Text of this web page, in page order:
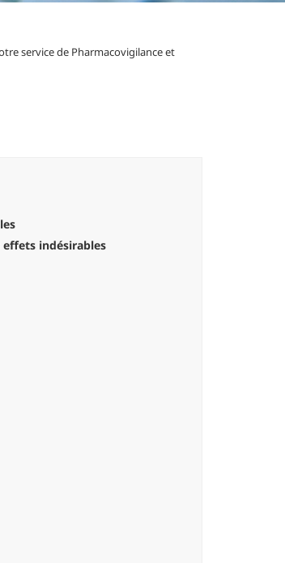
service de Pharmacovigilance et
indésirables